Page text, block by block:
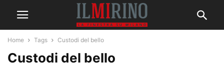
Home Tags Custodi del bello
Custodi del bello